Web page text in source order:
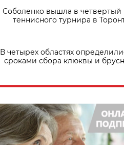
Соболенко вышла в четвертый
теннисного турнира в
В четырех областях
сроками сбора клюквы и